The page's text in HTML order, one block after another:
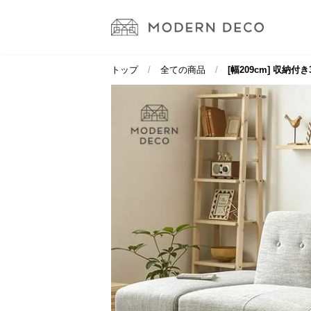
トップ 全ての商品 [幅209cm] 収納付